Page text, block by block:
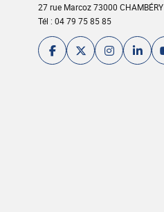
27 rue Marcoz 73000 CHAMBÉRY
Tél : 04 79 75 85 85